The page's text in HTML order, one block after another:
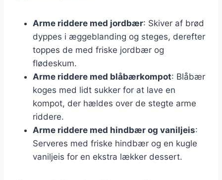
Arme riddere med jordbær: Skiver af brød
dyppes i æggeblanding og steges, derefter
toppes de med friske jordbær og
flødeskum.
Arme riddere med blåbærkompot: Blåbær
koges med lidt sukker for at lave en
kompot, der hældes over de stegte arme
riddere.
Arme riddere med hindbær og vaniljeis:
Serveres med friske hindbær og en kugle
vaniljeis for en ekstra lækker dessert.